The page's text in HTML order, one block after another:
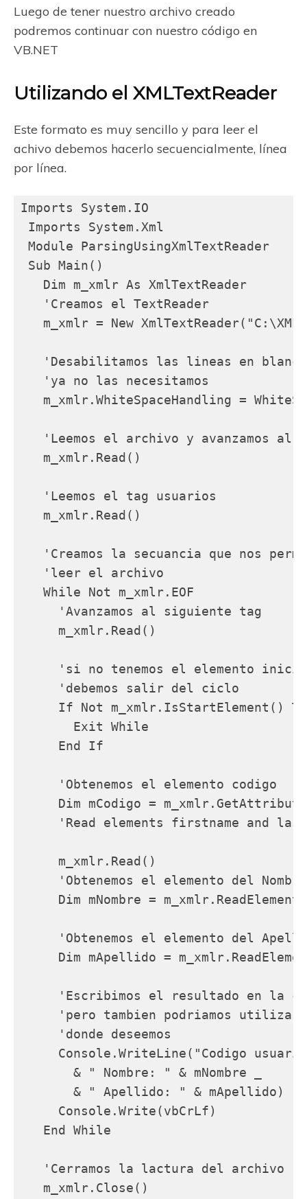
Luego de tener nuestro archivo creado
podremos continuar con nuestro código en
VB.NET
Utilizando el XMLTextReader
Este formato es muy sencillo y para leer el
achivo debemos hacerlo secuencialmente, línea
por línea.
Imports System.IO
Imports System.Xml
Module ParsingUsingXmlTextReader
Sub Main()
   Dim m_xmlr As XmlTextReader
   'Creamos el TextReader
m_xmlr = New
'Desabilitamos las lineas en
   'ya no las necesitamos
m_xmlr.WhiteSpaceHandling =
'Leemos el archivo y avanzamos al
   m_xmlr.Read()
   'Leemos el tag usuarios
   m_xmlr.Read()
'Creamos la secuancia que nos
   'leer el archivo
   While Not m_xmlr.EOF
     'Avanzamos al siguiente tag
     m_xmlr.Read()
'si no tenemos el elemento
     'debemos salir del ciclo
If Not m_xmlr.IsStartElement()
       Exit While
     End If
     'Obtenemos el elemento codigo
Dim mCodigo =
'Read elements firstname and
     m_xmlr.Read()
'Obtenemos el elemento del
Dim mNombre =
'Obtenemos el elemento del
Dim mApellido =
'Escribimos el resultado en la
'pero tambien podriamos
     'donde deseemos
Console.WriteLine("Codigo
       & " Nombre: " & mNombre _
       & " Apellido: " & mApellido)
     Console.Write(vbCrLf)
   End While
   'Cerramos la lactura del archivo
   m_xmlr.Close()